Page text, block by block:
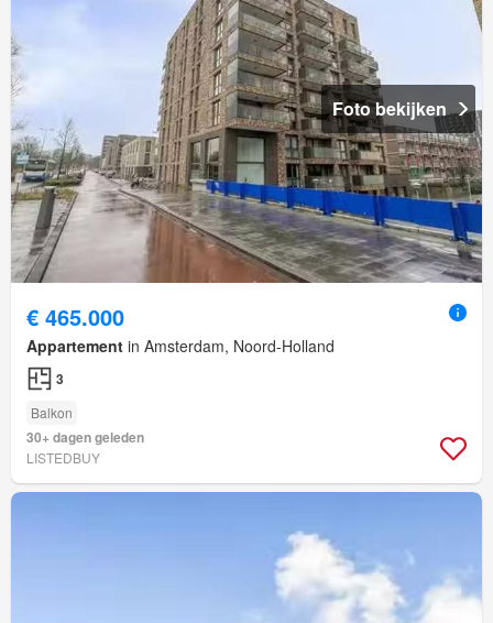
Foto bekijken
€ 465.000
Appartement in Amsterdam, Noord-Holland
3
Balkon
30+ dagen geleden
LISTEDBUY